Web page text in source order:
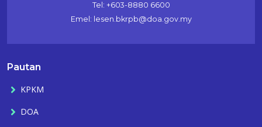
Tel: +603-8880 6600
Emel: lesen.bkrpb@doa.gov.my
Pautan
KPKM
DOA